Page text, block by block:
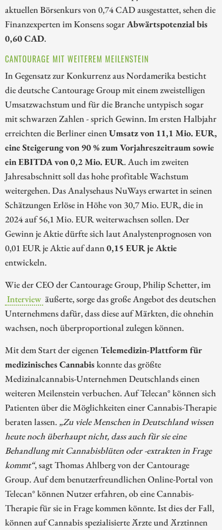
aktuellen Börsenkurs von 0,74 CAD ausgestattet, sehen die
Finanzexperten im Konsens sogarAbwärtspotenzial bis
0,60 CAD.
CANTOURAGE MIT WEITEREM MEILENSTEIN
In Gegensatz zur Konkurrenz aus Nordamerika besticht
die deutsche Cantourage Group mit einem zweistelligen
Umsatzwachstum und für die Branche untypisch sogar
mit schwarzen Zahlen - sprich Gewinn. Im ersten Halbjahr
erreichten die Berliner einenUmsatz von 11,1 Mio. EUR,
eine Steigerung von 90 % zum Vorjahreszeitraum sowie
ein EBITDA von 0,2 Mio. EUR. Auch im zweiten
Jahresabschnitt soll das hohe profitable Wachstum
weitergehen. Das Analysehaus NuWays erwartet in seinen
Schätzungen Erlöse in Höhe von 30,7 Mio. EUR, die in
2024 auf 56,1 Mio. EUR weiterwachsen sollen. Der
Gewinn je Aktie dürfte sich laut Analystenprognosen von
0,01 EUR je Aktie auf dann0,15 EUR je Aktie
entwickeln.
Wie der CEO der Cantourage Group, Philip Schetter, im
Interview äußerte, sorge das große Angebot des deutschen
Unternehmens dafür, dass diese auf Märkten, die ohnehin
wachsen, noch überproportional zulegen können.
Mit dem Start der eigenenTelemedizin-Plattform für
medizinisches Cannabis konnte das größte
Medizinalcannabis-Unternehmen Deutschlands einen
weiteren Meilenstein verbuchen. Auf Telecan° können sich
Patienten über die Möglichkeiten einer Cannabis-Therapie
beraten lassen. „Zu viele Menschen in Deutschland wissen
heute noch überhaupt nicht, dass auch für sie eine
Behandlung mit Cannabisblüten oder -extrakten in Frage
kommt“, sagt Thomas Ahlberg von der Cantourage
Group. Auf dem benutzerfreundlichen Online-Portal von
Telecan° können Nutzer erfahren, ob eine Cannabis-
Therapie für sie in Frage kommen könnte. Ist dies der Fall,
können auf Cannabis spezialisierte Ärzte und Ärztinnen